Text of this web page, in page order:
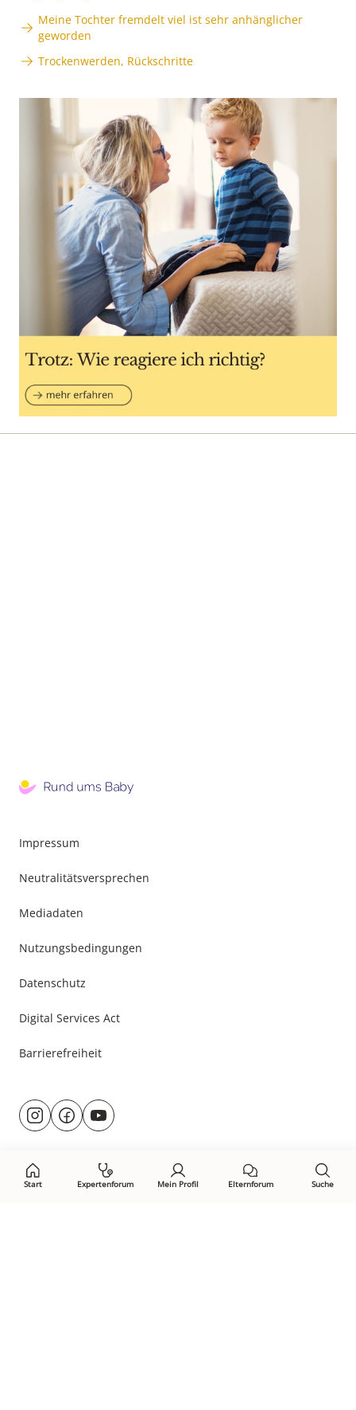
Start Expertenforum Mein Profil Elternforum Suche
Meine Tochter fremdelt viel ist sehr anhänglicher
geworden
Trockenwerden, Rückschritte
Impressum
Neutralitätsversprechen
Mediadaten
Nutzungsbedingungen
Datenschutz
Digital Services Act
Barrierefreiheit
Besuche
uns@rund.ums.baby
facebook.com/rundumsbaby.de
youtube.com/@rundumsbaby_